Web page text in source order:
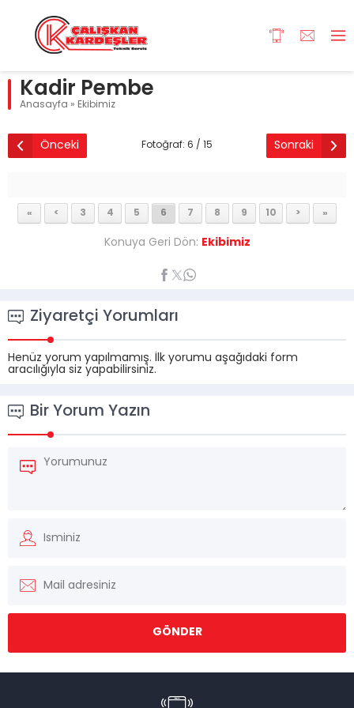
Kadir Pembe
Anasayfa » Ekibimiz
Önceki Fotoğraf: 6 / 15 Sonraki
« < 3 4 5 6 7 8 9 10 > »
Konuya Geri Dön: Ekibimiz
Ziyaretçi Yorumları
Henüz yorum yapılmamış. İlk yorumu aşağıdaki form
aracılığıyla siz yapabilirsiniz.
Bir Yorum Yazın
Müşteri Temsilcisi